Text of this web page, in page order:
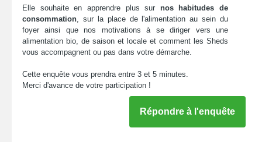
Elle souhaite en apprendre plus sur nos habitudes de
consommation, sur la place de l'alimentation au sein du
foyer ainsi que nos motivations à se diriger vers une
alimentation bio, de saison et locale et comment les Sheds
vous accompagnent ou pas dans votre démarche.
Cette enquête vous prendra entre 3 et 5 minutes.
Merci d'avance de votre participation !
Répondre à l'enquête